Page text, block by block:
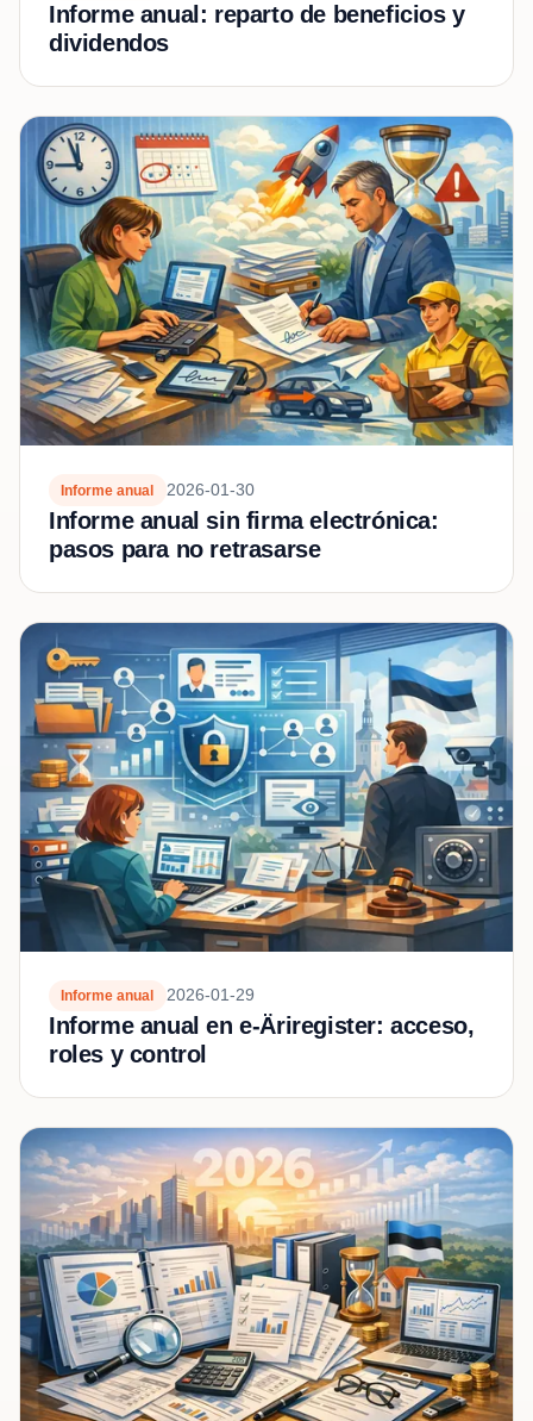
Informe anual: reparto de beneficios y
dividendos
Informe anual 2026-01-30
Informe anual sin firma electrónica:
pasos para no retrasarse
Informe anual 2026-01-29
Informe anual en e‑Äriregister: acceso,
roles y control